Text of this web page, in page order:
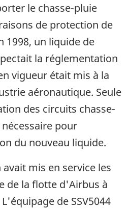
le chasse-pluie
de protection de
1998, un liquide de
la réglementation
vigueur était mis à la
aéronautique. Seule
des circuits chasse-
pour
du nouveau liquide.
avait mis en service les
de la flotte d'Airbus à
de SSV5044